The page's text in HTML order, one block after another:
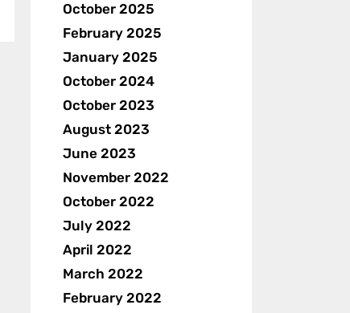
October 2025
February 2025
January 2025
October 2024
October 2023
August 2023
June 2023
November 2022
October 2022
July 2022
April 2022
March 2022
February 2022